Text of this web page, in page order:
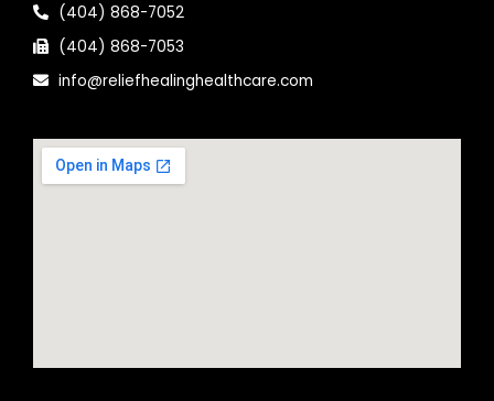
(404) 868-7052
(404) 868-7053
info@reliefhealinghealthcare.com